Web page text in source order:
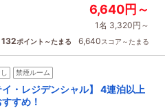
6,640円～
1名 3,320円～
132ポイント～たまる 6,640スコア～たまる
禁煙ルーム
イ・レジデンシャル】 4連泊以上
すめ！